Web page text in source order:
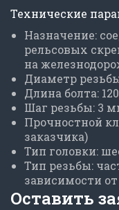
Технические
Назначение:
рельсовых
на
Диаметр
Длина болта:
Шаг резьбы: 3
Прочностной
заказчика)
Тип головки:
Тип резьбы:
зависимости
Оставить